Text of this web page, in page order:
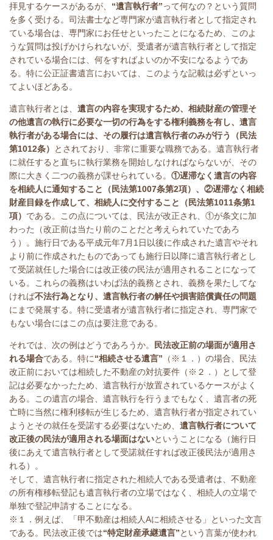
拝見するケースがあるが、 “遺言執行者”って何なの？という質問
を多く受ける。司法書士など専門家が遺言執行者として指定され
ている場合は、専門家にお任せといったことになるため、このよ
うな質問は投げかけられないが、受遺者が遺言執行者として指定
されている場合には、何をすればよいのか不安になるようであ
る。特に公正証書遺言においては、このような記載は必ずといっ
てよいほどある。
遺言執行者とは、 遺言の内容を実現するため、相続財産の管理そ
の他遺言の執行に必要な一切の行為をする権利義務を有し、遺言
執行者がある場合には、その履行は遺言執行者のみが行う（民法
第1012条）
とされており、非常に重要な職務である。遺言執行者
に就任すると直ちに執行業務を開始しなければならないが、その
際に大きく二つの義務が課せられている。 ①遅滞なく遺言の内容
を相続人に通知すること（民法第1007条第2項）、②遅滞なく相続
財産目録を作成して、相続人に交付すること（民法第1011条第1
項） である。この点については、民法が改正され、①が条文に加
わった（改正前は当たり前のことだと考えられていたであろ
う）。施行日である平成元年7 月 1 日以後に作成された遺言やそれ
より前に作成されたものであっても施行日以降に遺言執行者とし
て受諾就任した場合には改正後の民法が適用されることになって
いる。これらの義務はいわば法的義務とされ、義務を果たしてな
ければ不法行為となり、遺言執行者の解任や損害賠償責任の問題
にまで発展する。特に受遺者が遺言執行者に指定され、専門家で
もない場合にはこの点は要注意である。
それでは、次の例はどうであろうか。
民法改正前の場面が適用さ
れる場合である。特に“相続させる遺言” （※１．）の場合、民法
改正前においては相続した不動産の対抗要件（※２．）として登
記は必要なかったため、遺言執行が放置されているケースがよく
ある。この遺言の場合、遺言執行を行うまでもなく、遺言者の死
亡時に当然に権利移転が生じるため、遺言執行者が指定されてい
ようとその就任を受諾する必要はないため、 遺言執行者について
改正後の民法が適用される場面はないということになる（施行日
後にあえて遺言執行者として受諾就任すれば改正後民法が適用さ
れる）。
そして、遺言執行者に指定された相続人である受遺者は、不動産
の所有権移転登記も遺言執行者の立場ではなく、相続人の立場で
単独で登記申請することになる。
※１．例えば、「甲不動産は相続人Aに相続させる」といった文言
である。民法改正後では“特定財産承継遺言”という言葉が使われ